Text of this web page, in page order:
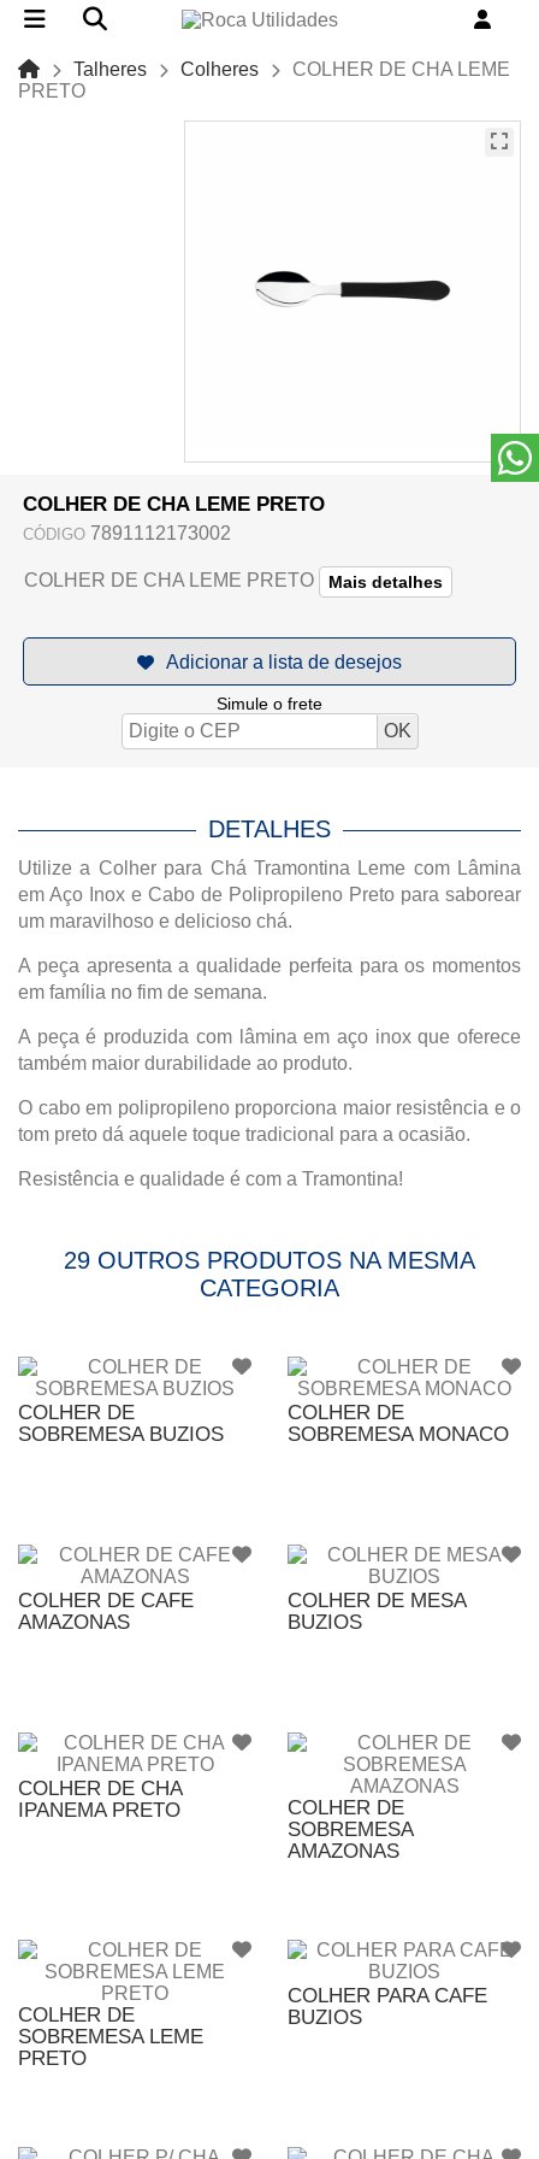
Talheres Colheres
COLHER DE CHA LEME
PRETO
COLHER DE CHA LEME PRETO
CÓDIGO 7891112173002
COLHER DE CHA LEME PRETO Mais detalhes
Simule o frete
DETALHES
Utilize a Colher para Chá Tramontina Leme com Lâmina
em Aço Inox e Cabo de Polipropileno Preto para saborear
um maravilhoso e delicioso chá.
A peça apresenta a qualidade perfeita para os momentos
em família no fim de semana.
A peça é produzida com lâmina em aço inox que oferece
também maior durabilidade ao produto.
O cabo em polipropileno proporciona maior resistência e o
tom preto dá aquele toque tradicional para a ocasião.
Resistência e qualidade é com a Tramontina!
29 OUTROS PRODUTOS NA MESMA
CATEGORIA
COLHER DE
SOBREMESA BUZIOS
COLHER DE
SOBREMESA MONACO
COLHER DE CAFE
AMAZONAS
COLHER DE MESA
BUZIOS
COLHER DE CHA
IPANEMA PRETO
COLHER DE
SOBREMESA
AMAZONAS
COLHER DE
SOBREMESA LEME
PRETO
COLHER PARA CAFE
BUZIOS